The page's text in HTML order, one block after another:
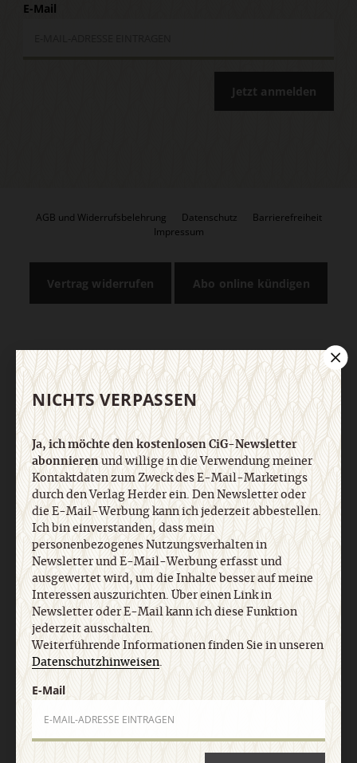
E-Mail
Jetzt anmelden
AGB und Widerrufsbelehrung Datenschutz
Barrierefreiheit
Impressum
Vertrag widerrufen Abo online kündigen
Nach oben
NICHTS VERPASSEN
Ja, ich möchte den kostenlosen CiG-Newsletter
abonnierenund willige in die Verwendung meiner
Kontaktdaten zum Zweck des E-Mail-Marketings
durch den Verlag Herder ein. Den Newsletter oder
die E-Mail-Werbung kann ich jederzeit abbestellen.
Ich bin einverstanden, dass mein
personenbezogenes Nutzungsverhalten in
Newsletter und E-Mail-Werbung erfasst und
ausgewertet wird, um die Inhalte besser auf meine
Interessen auszurichten. Über einen Link in
Newsletter oder E-Mail kann ich diese Funktion
jederzeit ausschalten.
Weiterführende Informationen finden Sie in unseren
Datenschutzhinweisen.
E-Mail